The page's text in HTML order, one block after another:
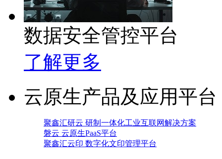
数据安全管控平台
了解更多
云原生产品及应用平台
聚鑫汇研云 研制一体化工业互联网解决方案
磐云 云原生PaaS平台
聚鑫汇云印 数字化文印管理平台